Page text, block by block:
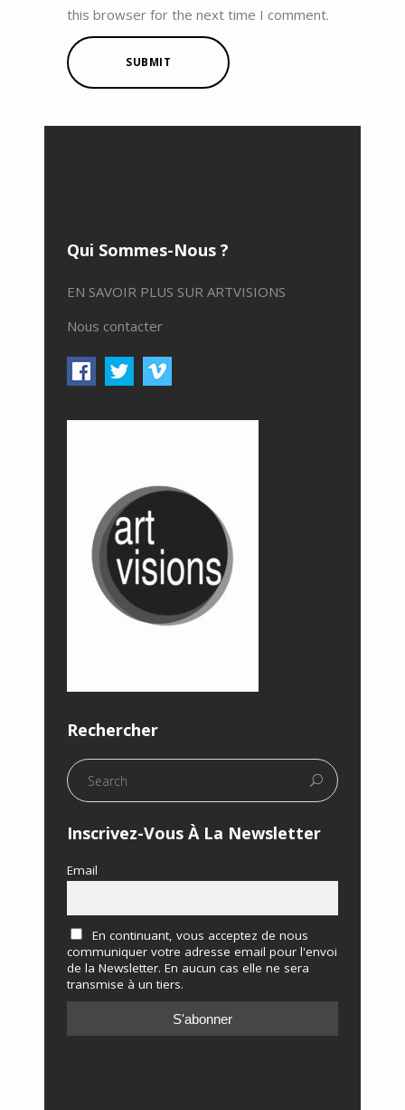
this browser for the next time I comment.
SUBMIT
Qui Sommes-Nous ?
EN SAVOIR PLUS SUR ARTVISIONS
Nous contacter
Rechercher
Inscrivez-Vous À La Newsletter
Email
En continuant, vous acceptez de nous
communiquer votre adresse email pour l'envoi
de la Newsletter. En aucun cas elle ne sera
transmise à un tiers.